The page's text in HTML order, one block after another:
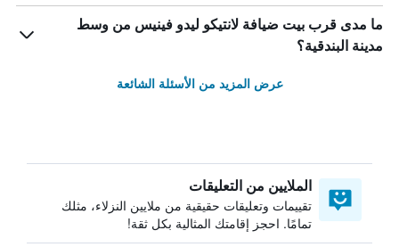
ما مدى قرب بيت ضيافة لانتيكو ليدو فينيس من وسط
مدينة البندقية؟
عرض المزيد من الأسئلة الشائعة
الملايين من التعليقات
تقييمات وتعليقات حقيقية من ملايين النزلاء، مثلك
تمامًا. احجز إقامتك المثالية بكل ثقة!